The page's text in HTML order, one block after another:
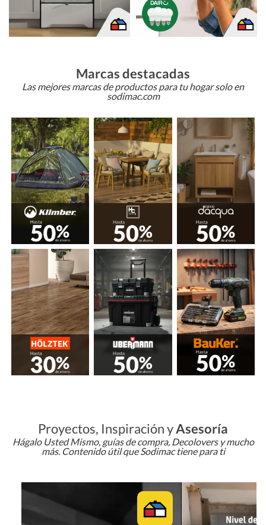
Marcas destacadas
Las mejores marcas de productos para tu hogar solo en
sodimac.com
Proyectos, Inspiración yAsesoría
Hágalo Usted Mismo, guías de compra, Decolovers y mucho
más. Contenido útil que Sodimac tiene para ti